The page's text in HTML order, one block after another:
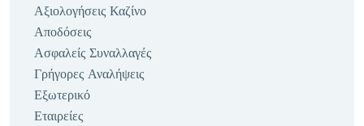
Αξιολογήσεις Καζίνο
Αποδόσεις
Ασφαλείς Συναλλαγές
Γρήγορες Αναλήψεις
Εξωτερικό
Εταιρείες